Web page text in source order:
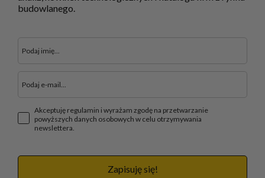
budowlanego.
Akceptuję regulamin i wyrażam zgodę na przetwarzanie
powyższych danych osobowych w celu otrzymywania
newslettera.
Zapisuję się!